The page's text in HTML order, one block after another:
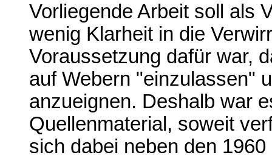
Vorliegende Arbeit soll als
wenig Klarheit in die
Voraussetzung dafür war,
auf Webern "einzulassen"
anzueignen. Deshalb war
Quellenmaterial, soweit
sich dabei neben den